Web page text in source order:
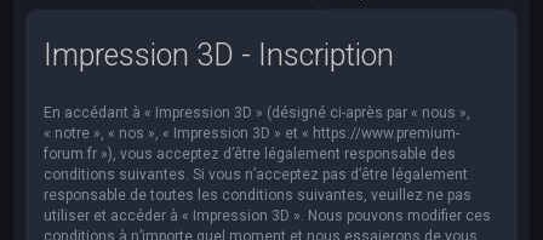
Impression 3D - Inscription
En accédant à « Impression 3D » (désigné ci-après par « nous »,
« notre », « nos », « Impression 3D » et « https://www.premium-
forum.fr »), vous acceptez d’être légalement responsable des
conditions suivantes. Si vous n’acceptez pas d’être légalement
responsable de toutes les conditions suivantes, veuillez ne pas
utiliser et accéder à « Impression 3D ». Nous pouvons modifier ces
conditions à n’importe quel moment et nous essaierons de vous